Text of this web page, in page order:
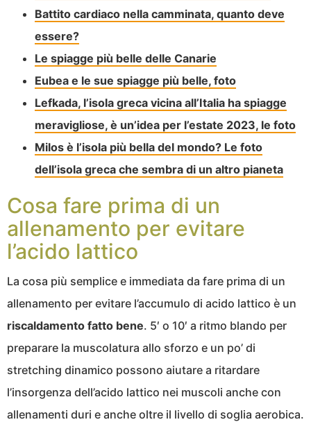
Battito cardiaco nella camminata, quanto deve
essere?
Le spiagge più belle delle Canarie
Eubea e le sue spiagge più belle, foto
Lefkada, l’isola greca vicina all’Italia ha spiagge
meravigliose, è un’idea per l’estate 2023, le foto
Milos è l’isola più bella del mondo? Le foto
dell’isola greca che sembra di un altro pianeta
Cosa fare prima di un
allenamento per evitare
l’acido lattico
La cosa più semplice e immediata da fare prima di un
allenamento per evitare l’accumulo di acido lattico è un
riscaldamento fatto bene. 5′ o 10′ a ritmo blando per
preparare la muscolatura allo sforzo e un po’ di
stretching dinamico possono aiutare a ritardare
l’insorgenza dell’acido lattico nei muscoli anche con
allenamenti duri e anche oltre il livello di soglia aerobica.